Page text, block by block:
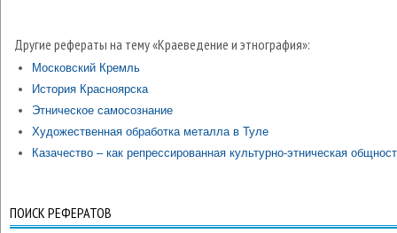
Другие рефераты на тему «Краеведение и этнография»:
Московский Кремль
История Красноярска
Этническое самосознание
Художественная обработка металла в Туле
Казачество – как репрессированная культурно-этническая
ПОИСК РЕФЕРАТОВ